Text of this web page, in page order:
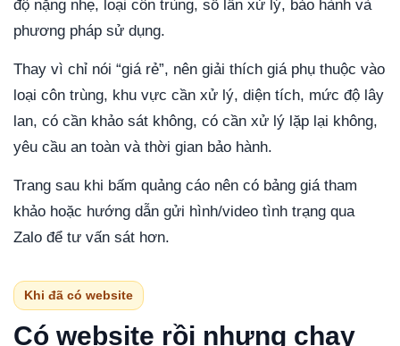
độ nặng nhẹ, loại côn trùng, số lần xử lý, bảo hành và
phương pháp sử dụng.
Thay vì chỉ nói “giá rẻ”, nên giải thích giá phụ thuộc vào
loại côn trùng, khu vực cần xử lý, diện tích, mức độ lây
lan, có cần khảo sát không, có cần xử lý lặp lại không,
yêu cầu an toàn và thời gian bảo hành.
Trang sau khi bấm quảng cáo nên có bảng giá tham
khảo hoặc hướng dẫn gửi hình/video tình trạng qua
Zalo để tư vấn sát hơn.
Khi đã có website
Có website rồi nhưng chạy